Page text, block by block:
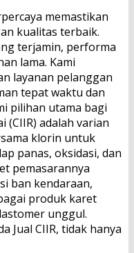
memastikan
kualitas terbaik.
terjamin, performa
lama. Kami
layanan pelanggan
tepat waktu dan
pilihan utama bagi
(CIIR) adalah varian
klorin untuk
panas, oksidasi, dan
pemasarannya
ban kendaraan,
produk karet
unggul.
Jual CIIR, tidak hanya